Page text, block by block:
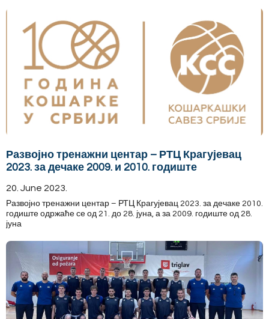
Развојно тренажни центар – РТЦ Крагујевац
2023. за дечаке 2009. и 2010. годиште
20. June 2023.
Развојно тренажни центар – РТЦ Крагујевац 2023. за дечаке 2010.
годиште одржаће се од 21. до 28. јуна, а за 2009. годиште од 28.
јуна